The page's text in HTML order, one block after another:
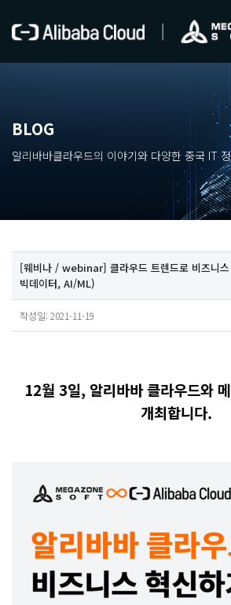
BLOG
알리바바클라우드의 이야기와 다양한 중국 IT
[웨비나 / webinar] 클라우드 트렌드로 비즈니
빅데이터, AI/ML)
작성일: 2021-11-19
12월 3일, 알리바바 클라우드와
개최합니다.